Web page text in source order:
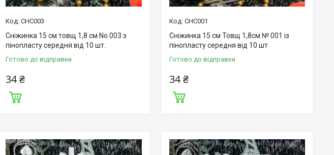
СНС003
Сніжинка 15 см товщ 1,8 см No 003 з
пінопласту середня від 10 шт.
Готово до відправки
34 ₴
СНС001
Сніжинка 15 см Товщ 1,8см № 001 із
пінопласту середня від 10 шт
Готово до відправки
34 ₴